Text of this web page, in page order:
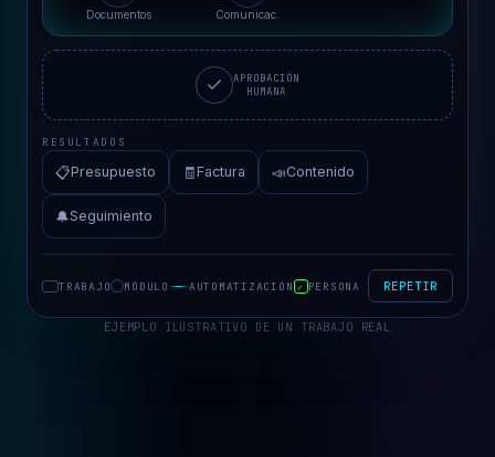
Documentos Comunicac.
APROBACIÓN
HUMANA
RESULTADOS
📋Presupuesto 🧾Factura 📣Contenido
🔔Seguimiento
TRABAJO MÓDULO AUTOMATIZACIÓN ✓ PERSONA REPETIR
EJEMPLO ILUSTRATIVO DE UN TRABAJO REAL